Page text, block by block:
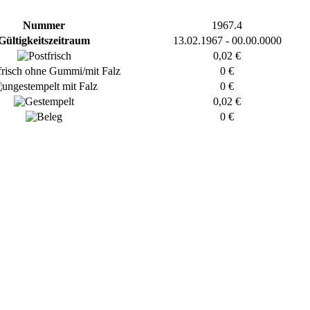
Nummer
1967.4
13.02.1967 - 00.00.0000
0,02 €
0 €
0 €
0,02 €
0 €